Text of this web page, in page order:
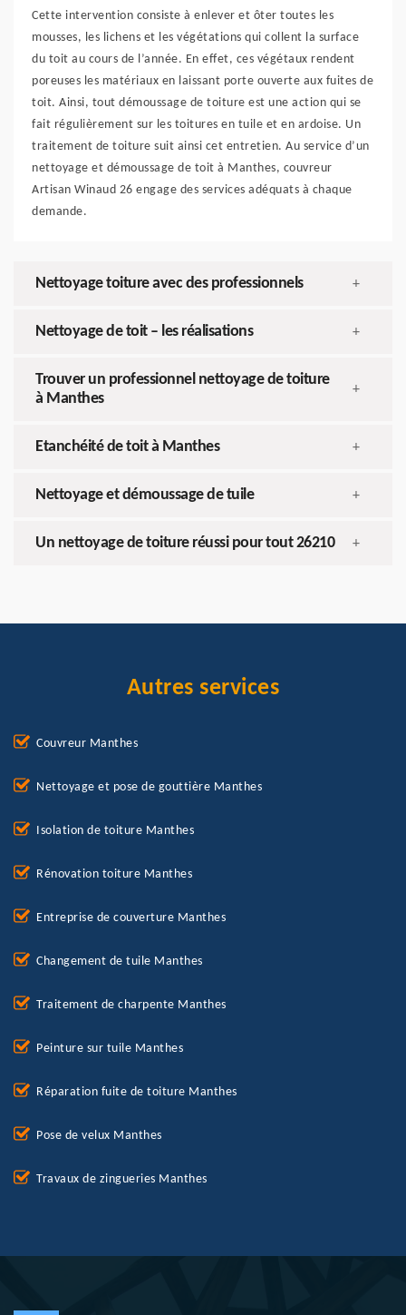
Cette intervention consiste à enlever et ôter toutes les
mousses, les lichens et les végétations qui collent la surface
du toit au cours de l’année. En effet, ces végétaux rendent
poreuses les matériaux en laissant porte ouverte aux fuites de
toit. Ainsi, tout démoussage de toiture est une action qui se
fait régulièrement sur les toitures en tuile et en ardoise. Un
traitement de toiture suit ainsi cet entretien. Au service d’un
nettoyage et démoussage de toit à Manthes, couvreur
Artisan Winaud 26 engage des services adéquats à chaque
demande.
Nettoyage toiture avec des professionnels +
Nettoyage de toit – les réalisations +
Trouver un professionnel nettoyage de toiture
à Manthes
+
Etanchéité de toit à Manthes +
Nettoyage et démoussage de tuile +
Un nettoyage de toiture réussi pour tout 26210 +
Autres services
Couvreur Manthes
Nettoyage et pose de gouttière Manthes
Isolation de toiture Manthes
Rénovation toiture Manthes
Entreprise de couverture Manthes
Changement de tuile Manthes
Traitement de charpente Manthes
Peinture sur tuile Manthes
Réparation fuite de toiture Manthes
Pose de velux Manthes
Travaux de zingueries Manthes